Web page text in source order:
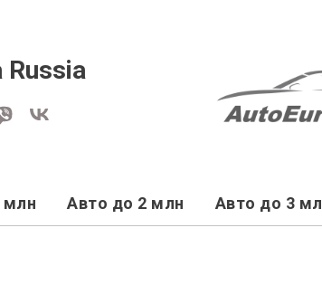
Russia
млн Авто до 2 млн Авто до 3